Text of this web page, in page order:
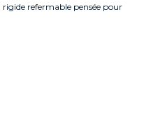
rigide refermable pensée pour